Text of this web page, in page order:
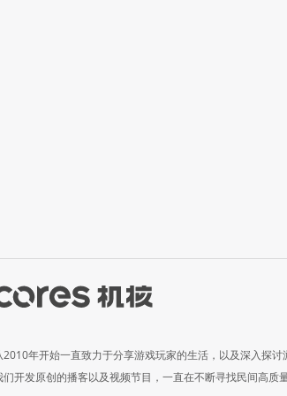
2010年开始一直致力于分享游戏玩家的生活，以及深入探讨
们开发原创的播客以及视频节目，一直在不断寻找民间高质